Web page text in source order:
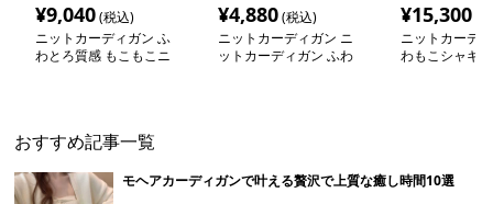
¥9,040(税込)
ニットカーディガン ふ
わとろ質感 もこもこニ
¥4,880(税込)
ニットカーディガン ニ
ットカーディガン ふわ
¥15,300
ニットカーデ
わもこシャギ
おすすめ記事一覧
モヘアカーディガンで叶える贅沢で上質な癒し時間10選